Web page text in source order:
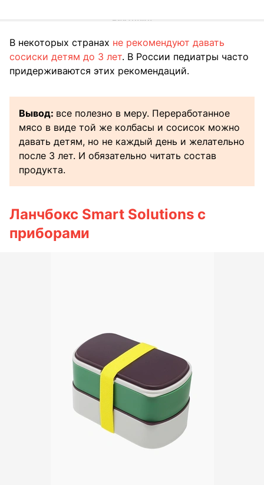
В некоторых странах не рекомендуют давать
сосиски детям до 3 лет. В России педиатры часто
придерживаются этих рекомендаций.
Вывод: все полезно в меру. Переработанное
мясо в виде той же колбасы и сосисок можно
давать детям, но не каждый день и желательно
после 3 лет. И обязательно читать состав
продукта.
Ланчбокс Smart Solutions с
приборами